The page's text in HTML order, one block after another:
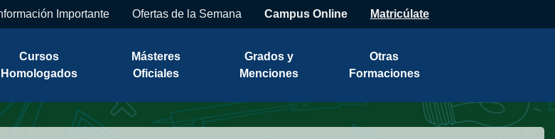
Importante Ofertas de la Semana Campus Online Matricúlate
Cursos
Homologados
Másteres
Oficiales
Grados y
Menciones
Otras
Formaciones